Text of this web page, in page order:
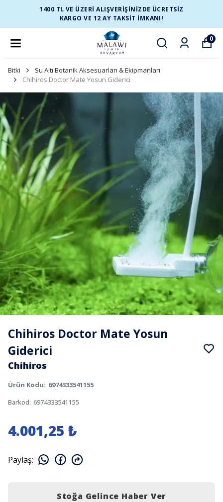
1400 TL VE ÜZERİ ALIŞVERİŞİNİZDE ÜCRETSİZ
KARGO VE 12 AY TAKSİT İMKANI!
0
Bitki
Su Altı Botanik Aksesuarları & Ekipmanları
Chihiros Doctor Mate Yosun Giderici
Chihiros Doctor Mate Yosun
Giderici
Chihiros
Ürün Kodu: 6974333541155
Barkod: 6974333541155
4.001,25 ₺
Paylaş:
Stoğa Gelince Haber Ver